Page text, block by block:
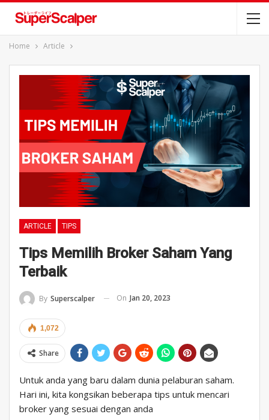
Home Article
ARTICLE TIPS
Tips Memilih Broker Saham Yang
Terbaik
By Superscalper On Jan 20, 2023
1,072
Share
Untuk anda yang baru dalam dunia pelaburan saham.
Hari ini, kita kongsikan beberapa tips untuk mencari
broker yang sesuai dengan anda